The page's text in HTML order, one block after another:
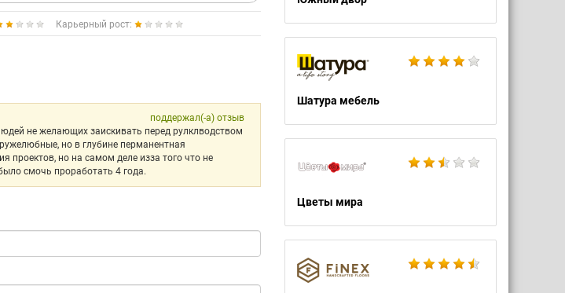
Карьерный рост:
поддержал(-а) отзыв
не желающих заискивать перед рулклводством
но в глубине перманентная
проектов, но на самом деле изза того что не
смочь проработать 4 года.
Шатура мебель
Цветы мира